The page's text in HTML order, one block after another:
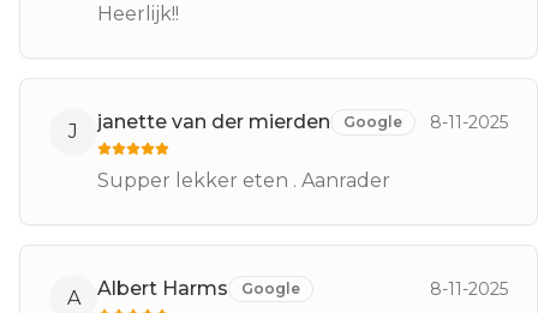
Heerlijk!!
J janette van der mierden Google 8-11-2025
Supper lekker eten . Aanrader
A Albert Harms Google 8-11-2025